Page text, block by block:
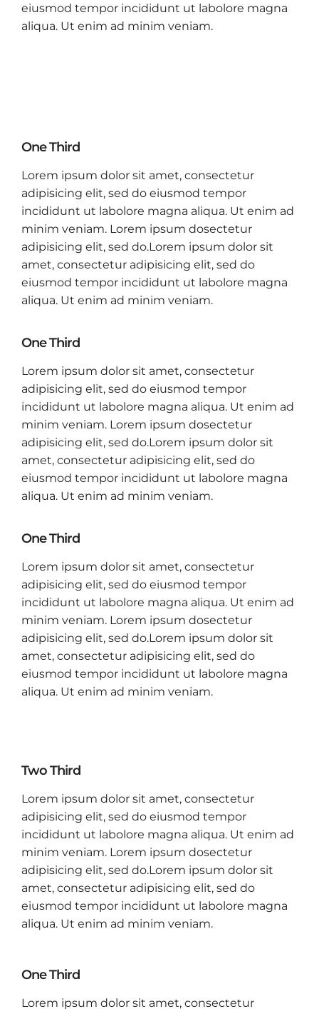
eiusmod tempor incididunt ut labolore magna
aliqua. Ut enim ad minim veniam.
One Third
Lorem ipsum dolor sit amet, consectetur
adipisicing elit, sed do eiusmod tempor
incididunt ut labolore magna aliqua. Ut enim ad
minim veniam. Lorem ipsum dosectetur
adipisicing elit, sed do.Lorem ipsum dolor sit
amet, consectetur adipisicing elit, sed do
eiusmod tempor incididunt ut labolore magna
aliqua. Ut enim ad minim veniam.
One Third
Lorem ipsum dolor sit amet, consectetur
adipisicing elit, sed do eiusmod tempor
incididunt ut labolore magna aliqua. Ut enim ad
minim veniam. Lorem ipsum dosectetur
adipisicing elit, sed do.Lorem ipsum dolor sit
amet, consectetur adipisicing elit, sed do
eiusmod tempor incididunt ut labolore magna
aliqua. Ut enim ad minim veniam.
One Third
Lorem ipsum dolor sit amet, consectetur
adipisicing elit, sed do eiusmod tempor
incididunt ut labolore magna aliqua. Ut enim ad
minim veniam. Lorem ipsum dosectetur
adipisicing elit, sed do.Lorem ipsum dolor sit
amet, consectetur adipisicing elit, sed do
eiusmod tempor incididunt ut labolore magna
aliqua. Ut enim ad minim veniam.
Two Third
Lorem ipsum dolor sit amet, consectetur
adipisicing elit, sed do eiusmod tempor
incididunt ut labolore magna aliqua. Ut enim ad
minim veniam. Lorem ipsum dosectetur
adipisicing elit, sed do.Lorem ipsum dolor sit
amet, consectetur adipisicing elit, sed do
eiusmod tempor incididunt ut labolore magna
aliqua. Ut enim ad minim veniam.
One Third
Lorem ipsum dolor sit amet, consectetur